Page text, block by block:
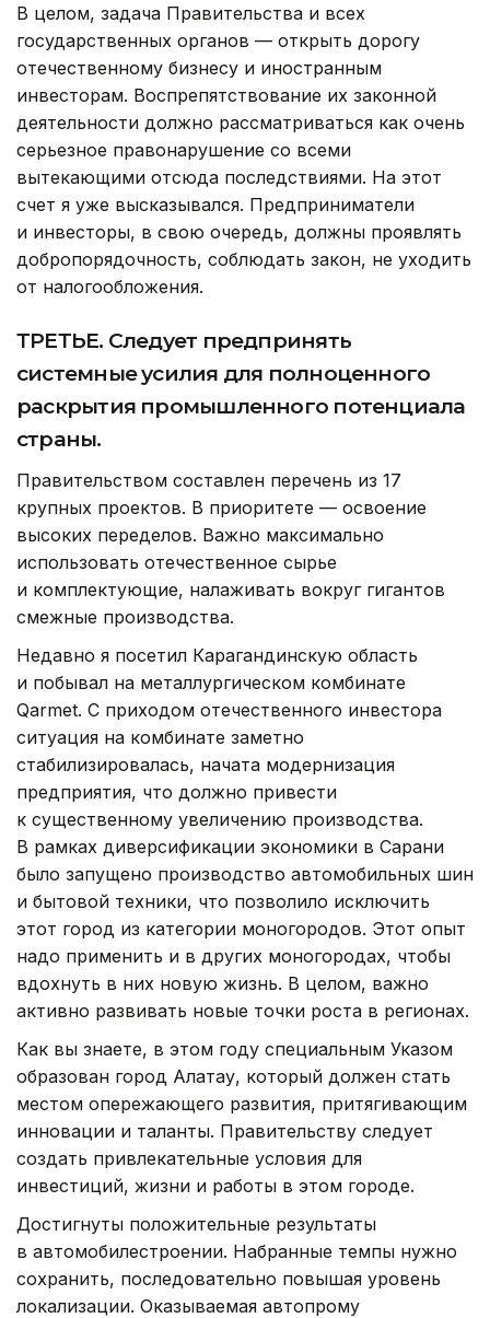
В целом, задача Правительства и всех
государственных органов — открыть дорогу
отечественному бизнесу и иностранным
инвесторам. Воспрепятствование их законной
деятельности должно рассматриваться как очень
серьезное правонарушение со всеми
вытекающими отсюда последствиями. На этот
счет я уже высказывался. Предприниматели
и инвесторы, в свою очередь, должны проявлять
добропорядочность, соблюдать закон, не уходить
от налогообложения.
ТРЕТЬЕ. Следует предпринять
системные усилия для полноценного
раскрытия промышленного потенциала
страны.
Правительством составлен перечень из 17
крупных проектов. В приоритете — освоение
высоких переделов. Важно максимально
использовать отечественное сырье
и комплектующие, налаживать вокруг гигантов
смежные производства.
Недавно я посетил Карагандинскую область
и побывал на металлургическом комбинате
Qarmet. С приходом отечественного инвестора
ситуация на комбинате заметно
стабилизировалась, начата модернизация
предприятия, что должно привести
к существенному увеличению производства.
В рамках диверсификации экономики в Сарани
было запущено производство автомобильных шин
и бытовой техники, что позволило исключить
этот город из категории моногородов. Этот опыт
надо применить и в других моногородах, чтобы
вдохнуть в них новую жизнь. В целом, важно
активно развивать новые точки роста в регионах.
Как вы знаете, в этом году специальным Указом
образован город Алатау, который должен стать
местом опережающего развития, притягивающим
инновации и таланты. Правительству следует
создать привлекательные условия для
инвестиций, жизни и работы в этом городе.
Достигнуты положительные результаты
в автомобилестроении. Набранные темпы нужно
сохранить, последовательно повышая уровень
локализации. Оказываемая автопрому